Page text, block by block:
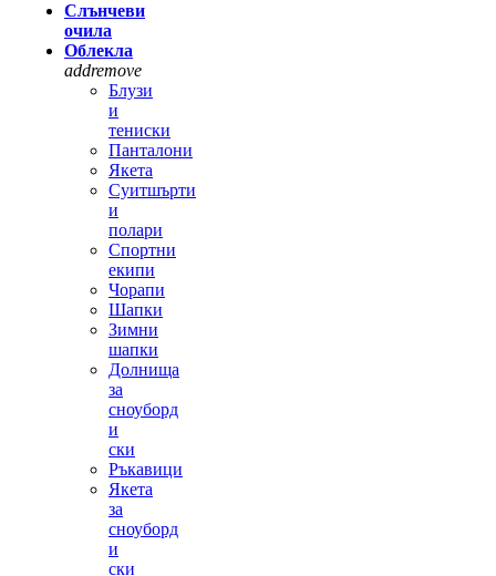
Слънчеви
очила
Облекла
addremove
Блузи
и
тениски
Панталони
Якета
Суитшърти
и
полари
Спортни
екипи
Чорапи
Шапки
Зимни
шапки
Долнища
за
сноуборд
и
ски
Ръкавици
Якета
за
сноуборд
и
ски